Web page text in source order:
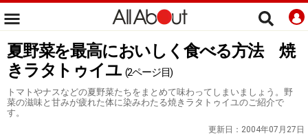
夏野菜を最高においしく食べる方法 焼
きラタトゥイユ (2ページ目)
トマトやナスなどの夏野菜たちをまとめて味わってしまいましょう。野
菜の滋味と甘みが疲れた体に染みわたる焼きラタトゥイユのご紹介で
す。
更新日： 2004年07月27日